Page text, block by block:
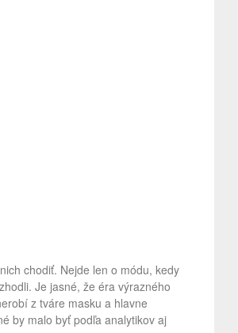
chodiť. Nejde len o módu, kedy
Je jasné, že éra výrazného
z tváre masku a hlavne
by malo byť podľa analytikov aj